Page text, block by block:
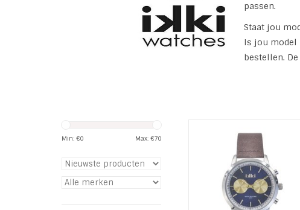
passen.
Staat jou
Is jou model
bestellen.
Min: €0 Max: €70
Brown-Blue
Serie: IKKI Marlon
Modelnummer: MO08
Materiaal kast: RVS
Diameter kast: 42 mm
TOEVOEGEN AAN WINKELWAGEN